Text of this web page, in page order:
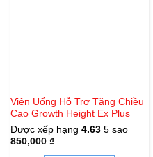
Viên Uống Hỗ Trợ Tăng Chiều
Cao Growth Height Ex Plus
Được xếp hạng 4.635 sao
850,000 ₫